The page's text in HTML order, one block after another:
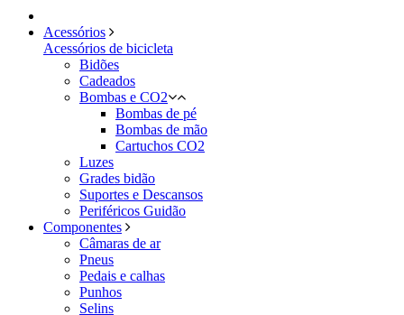
Acessórios
Acessórios de bicicleta
Bidões
Cadeados
Bombas e CO2
Bombas de pé
Bombas de mão
Cartuchos CO2
Luzes
Grades bidão
Suportes e Descansos
Periféricos Guidão
Componentes
Câmaras de ar
Pneus
Pedais e calhas
Punhos
Selins